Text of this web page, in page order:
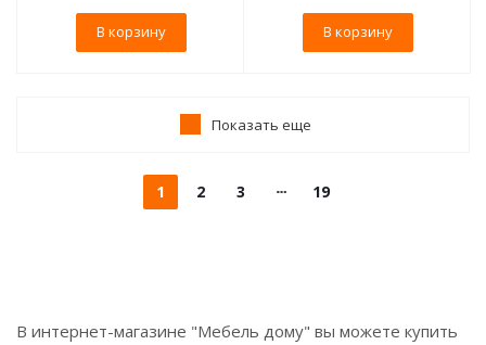
В корзину В корзину
Показать еще
1 2 3 19
В интернет-магазине "Мебель дому" вы можете купить